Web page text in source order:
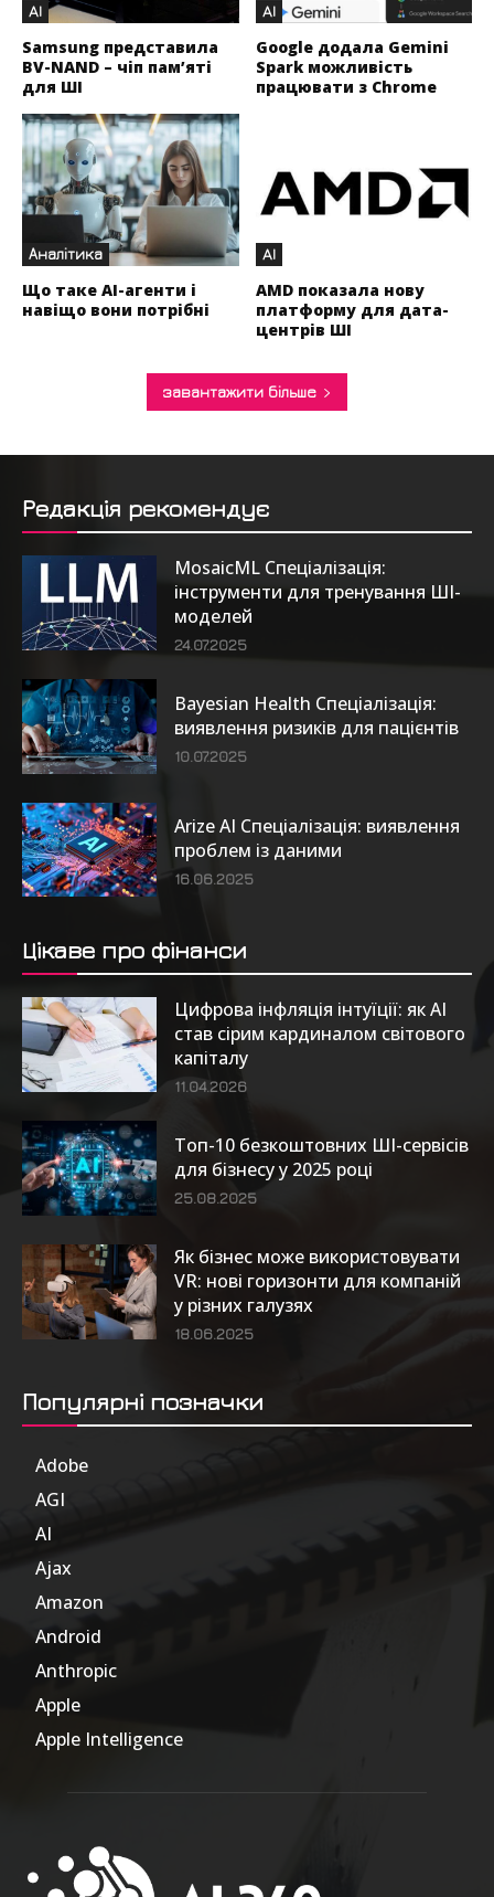
AI
Samsung представила
BV-NAND – чіп пам’яті
для ШІ
AI
Google додала Gemini
Spark можливість
працювати з Chrome
Аналітика
Що таке AI-агенти і
навіщо вони потрібні
AI
AMD показала нову
платформу для дата-
центрів ШІ
завантажити більше
Редакція рекомендує
MosaicML Спеціалізація:
інструменти для тренування ШІ-
моделей
24.07.2025
Bayesian Health Спеціалізація:
виявлення ризиків для пацієнтів
10.07.2025
Arize AI Спеціалізація: виявлення
проблем із даними
16.06.2025
Цікаве про фінанси
Цифрова інфляція інтуїції: як AI
став сірим кардиналом світового
капіталу
11.04.2026
Топ-10 безкоштовних ШІ-сервісів
для бізнесу у 2025 році
25.08.2025
Як бізнес може використовувати
VR: нові горизонти для компаній
у різних галузях
18.06.2025
Популярні позначки
Adobe
AGI
AI
Ajax
Amazon
Android
Anthropic
Apple
Apple Intelligence